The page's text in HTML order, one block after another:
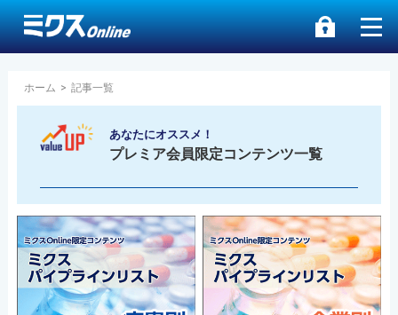
ホーム > 記事一覧
あなたにオススメ！
プレミア会員限定コンテンツ一覧